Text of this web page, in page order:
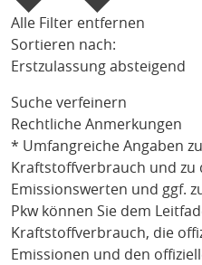
Alle Filter entfernen
Sortieren nach:
Erstzulassung absteigend
Suche verfeinern
Rechtliche Anmerkungen
* Umfangreiche Angaben
Kraftstoffverbrauch und zu
Emissionswerten und ggf.
Pkw können Sie dem
Kraftstoffverbrauch, die
Emissionen und den